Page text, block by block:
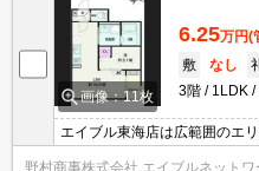
画像：11枚
6.25万円(
敷
なし
3階
1LDK
エイブル東海店は広範囲のエ
野村商事株式会社 エイブルネットワ